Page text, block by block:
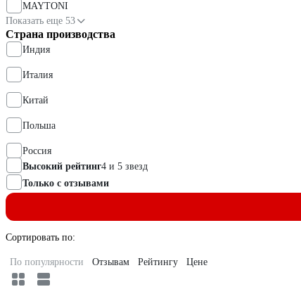
MAYTONI
Показать еще 53
Страна производства
Индия
Италия
Китай
Польша
Россия
Высокий рейтинг4 и 5 звезд
Только с отзывами
Сортировать по:
По популярности Отзывам Рейтингу Цене